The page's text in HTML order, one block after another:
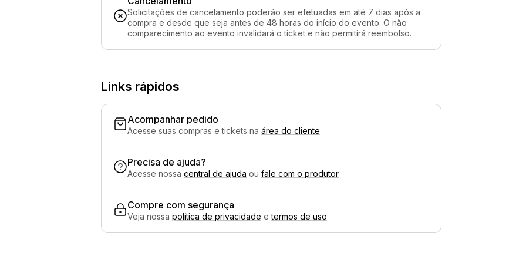
Solicitações de cancelamento poderão ser efetuadas em até 7 dias após a
compra e desde que seja antes de 48 horas do início do evento. O não
comparecimento ao evento invalidará o ticket e não permitirá reembolso.
Links rápidos
Acompanhar pedido
Acesse suas compras e tickets na área do cliente
Precisa de ajuda?
Acesse nossa central de ajuda ou fale com o produtor
Compre com segurança
Veja nossa política de privacidade etermos de uso